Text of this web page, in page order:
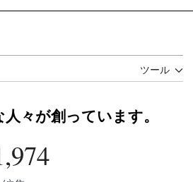
ツール
々が創っています。